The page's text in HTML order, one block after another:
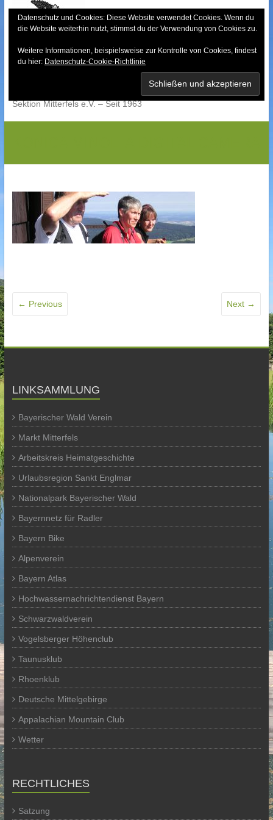
content
Bayerischer Wald-
Sektion Mitterfels e.V. – Seit 1963
← Previous Next →
LINKSAMMLUNG
Bayerischer Wald Verein
Markt Mitterfels
Arbeitskreis Heimatgeschichte
Urlaubsregion Sankt Englmar
Nationalpark Bayerischer Wald
Bayernnetz für Radler
Bayern Bike
Alpenverein
Bayern Atlas
Hochwassernachrichtendienst Bayern
Schwarzwaldverein
Vogelsberger Höhenclub
Taunusklub
Rhoenklub
Deutsche Mittelgebirge
Appalachian Mountain Club
Wetter
RECHTLICHES
Satzung
Datenschutz und Cookies: Diese Website verwendet Cookies. Wenn du
die Website weiterhin nutzt, stimmst du der Verwendung von Cookies zu.
Weitere Informationen, beispielsweise zur Kontrolle von Cookies, findest
du hier: Datenschutz-Cookie-Richtlinie